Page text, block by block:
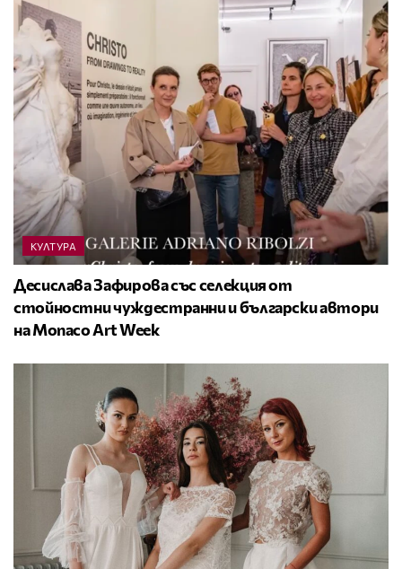
КУЛТУРА
Десислава Зафирова със селекция от
стойностни чуждестранни и български автори
на Monaco Art Week